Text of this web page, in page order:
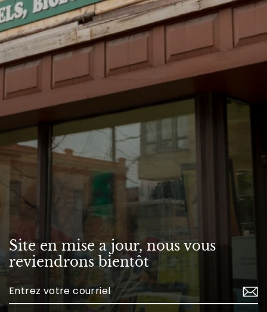
Site en mise a jour, nous vous
reviendrons bientôt
Enter